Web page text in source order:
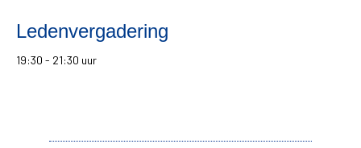
Ledenvergadering
19:30 - 21:30 uur